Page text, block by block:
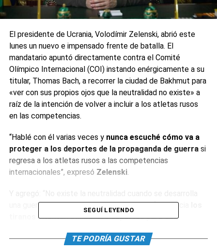
El presidente de Ucrania, Volodímir Zelenski, abrió este
lunes un nuevo e impensado frente de batalla. El
mandatario apuntó directamente contra el Comité
Olímpico Internacional (COI) instando enérgicamente a su
titular, Thomas Bach, a recorrer la ciudad de Bakhmut para
«ver con sus propios ojos que la neutralidad no existe» a
raíz de la intención de volver a incluir a los atletas rusos
en las competencias.
“Hablé con él varias veces ynunca escuché cómo va a
proteger a los deportes de la propaganda de guerrasi
regresa a los atletas rusos a las competencias
internacionales”, expresó Zelenski.
una guerra como esta y sabemos con qué frecuencia
tiranos intentan utilizar los deportes para sus
SEGUÍ LEYENDO
TE PODRÍA GUSTAR